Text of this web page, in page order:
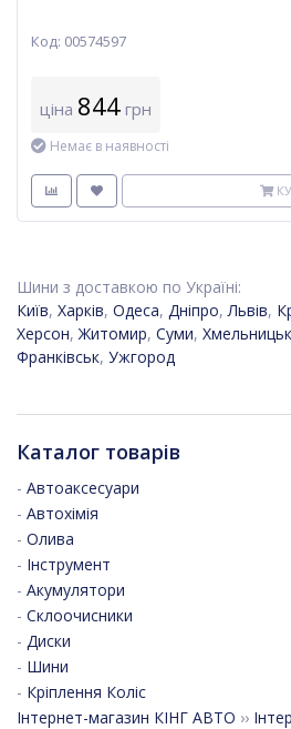
Код: 00574597
ціна 844 грн
Немає в наявності
Шини з доставкою по Україні:
Київ, Харків, Одеса, Дніпро,Львів,
Херсон,Житомир, Суми,
Франківськ, Ужгород
Каталог товарів
- Автоаксесуари
- Автохімія
- Олива
- Інструмент
- Акумулятори
- Склоочисники
- Диски
- Шини
- Кріплення Коліс
Інтернет-магазин КІНГ АВТО ››